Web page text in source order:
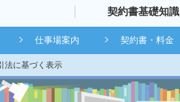
契約書基礎知識
仕事場案内 契約書・料金
法に基づく表示